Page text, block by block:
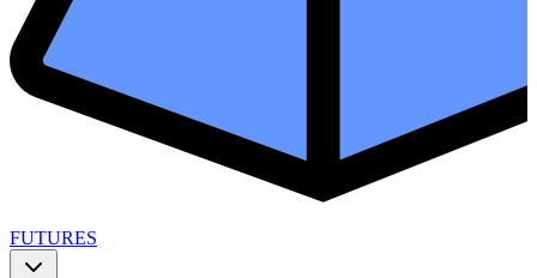
FUTURES